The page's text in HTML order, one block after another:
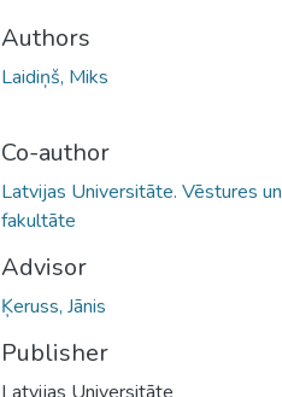
Authors
Laidiņš, Miks
Co-author
Latvijas Universitāte. Vēstures
fakultāte
Advisor
Ķeruss, Jānis
Publisher